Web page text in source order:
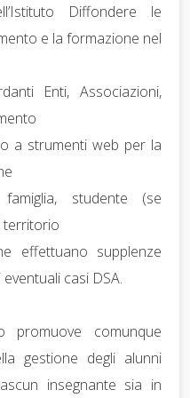
Diffondere le
e la formazione nel
Enti, Associazioni,
a strumenti web per la
studente (se
territorio
effettuano supplenze
casi DSA.
promuove comunque
gestione degli alunni
insegnante sia in